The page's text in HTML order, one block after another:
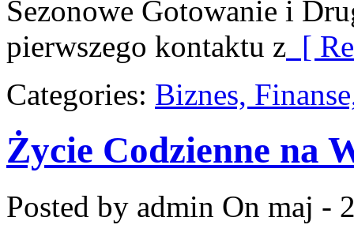
Sezonowe Gotowanie i
pierwszego kontaktu z [
Categories: Biznes,
Życie Codzienne na
Posted by admin On maj -